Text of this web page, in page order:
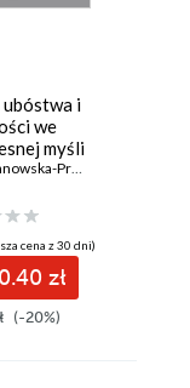
Jonszta
ubóstwa i
we
myśli
Barbara Danowska-Prokop
cena z 30 dni)
zł
(-20%)